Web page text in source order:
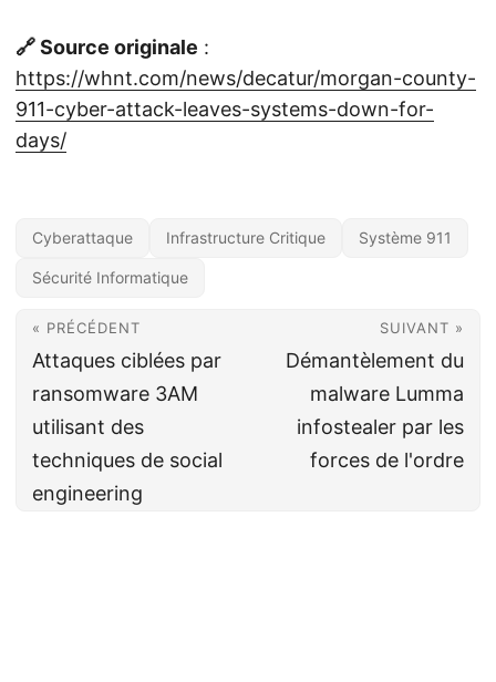
🔗 Source originale :
https://whnt.com/news/decatur/morgan-county-
911-cyber-attack-leaves-systems-down-for-
days/
Cyberattaque Infrastructure Critique Système 911
Sécurité Informatique
« PRÉCÉDENT
Attaques ciblées par
ransomware 3AM
utilisant des
techniques de social
engineering
SUIVANT »
Démantèlement du
malware Lumma
infostealer par les
forces de l'ordre